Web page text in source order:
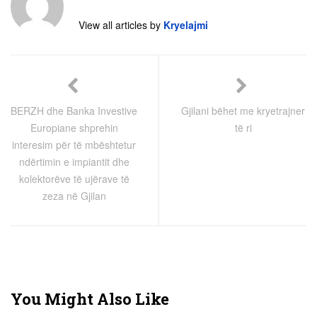
View all articles by Kryelajmi
BERZH dhe Banka Investive
Europiane shprehin
interesim për të mbështetur
ndërtimin e impiantit dhe
kolektorëve të ujërave të
zeza në Gjilan
Gjilani bëhet me kryetrajner
të ri
You Might Also Like